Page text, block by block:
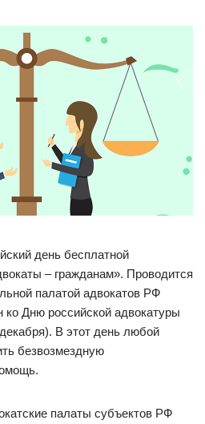
день бесплатной
– гражданам». Проводится
палатой адвокатов РФ
ко Дню российской адвокатуры
В этот день любой
безвозмездную
палаты субъектов РФ